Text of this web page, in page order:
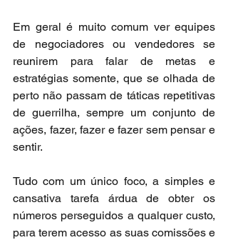
Em geral é muito comum ver equipes
de negociadores ou vendedores se
reunirem para falar de metas e
estratégias somente, que se olhada de
perto não passam de táticas repetitivas
de guerrilha, sempre um conjunto de
ações, fazer, fazer e fazer sem pensar e
sentir.
Tudo com um único foco, a simples e
cansativa tarefa árdua de obter os
números perseguidos a qualquer custo,
para terem acesso as suas comissões e